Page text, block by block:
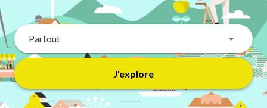
Partout
J'explore